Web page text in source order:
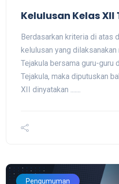
Kelulusan Kelas XII
Berdasarkan kriteria di atas
kelulusan yang dilaksanakan
Tejakula bersama guru-guru
Tejakula, maka diputuskan
XII dinyatakan .......
Pengumuman